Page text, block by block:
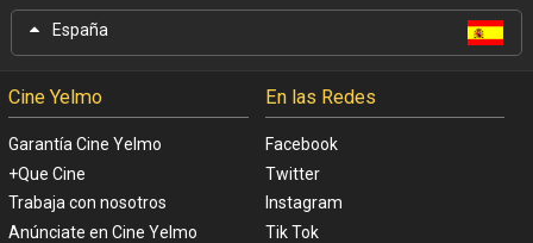
España
Cine Yelmo
Garantía Cine Yelmo
+Que Cine
Trabaja con nosotros
Anúnciate en Cine Yelmo
En las Redes
Facebook
Twitter
Instagram
Tik Tok